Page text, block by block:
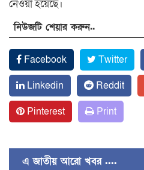
নেওয়া হয়েছে।
নিউজটি শেয়ার করুন..
Facebook Twitter
Linkedin
Reddit
Pinterest
Print
এ জাতীয় আরো খবর ....